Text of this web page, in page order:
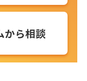
から相談